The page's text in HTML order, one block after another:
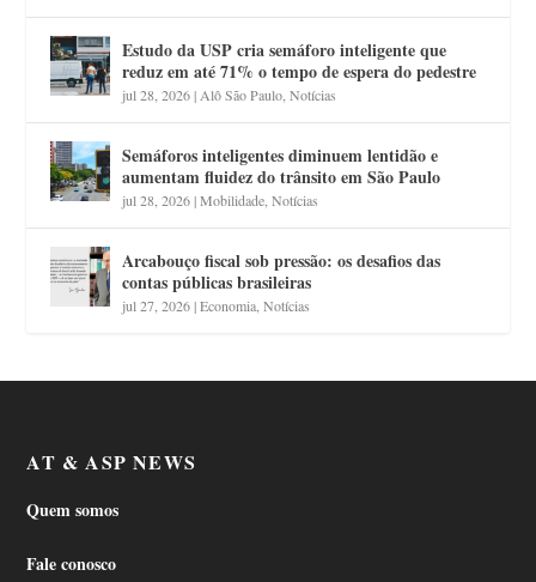
Estudo da USP cria semáforo inteligente que
reduz em até 71% o tempo de espera do pedestre
jul 28, 2026| Alô São Paulo ,Notícias
Semáforos inteligentes diminuem lentidão e
aumentam fluidez do trânsito em São Paulo
jul 28, 2026|Mobilidade ,Notícias
Arcabouço fiscal sob pressão: os desafios das
contas públicas brasileiras
jul 27, 2026|Economia ,Notícias
AT & ASP NEWS
Quem somos
Fale conosco